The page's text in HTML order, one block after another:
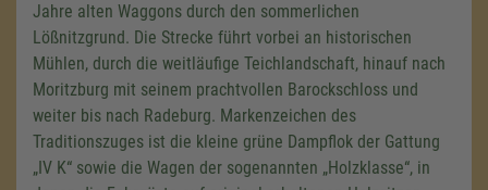
Jahre alten Waggons durch den sommerlichen
Lößnitzgrund. Die Strecke führt vorbei an historischen
Mühlen, durch die weitläufige Teichlandschaft, hinauf nach
Moritzburg mit seinem prachtvollen Barockschloss und
weiter bis nach Radeburg. Markenzeichen des
Traditionszuges ist die kleine grüne Dampflok der Gattung
„IV K“ sowie die Wagen der sogenannten „Holzklasse“, in